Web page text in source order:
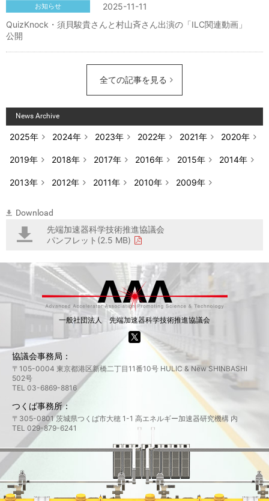
2025-11-11
お知らせ
QuizKnock・須貝駿貴さんと村山斉さん出演の「ILC関連動画」
公開
全ての記事を見る
News Archive
2025年 2024年 2023年 2022年 2021年 2020年
2019年 2018年 2017年 2016年 2015年 2014年
2013年 2012年 2011年 2010年 2009年
Download
先端加速器科学技術推進協議会
パンフレット(2.5 MB)
一般社団法人 先端加速器科学技術推進協議会
協議会事務局：
〒105-0004 東京都港区新橋二丁目11番10号 HULIC & New SHINBASHI
502号
TEL 03-6869-8816
つくば事務所：
〒305-0801 茨城県つくば市大穂 1-1 高エネルギー加速器研究機構 内
TEL 029-879-6241